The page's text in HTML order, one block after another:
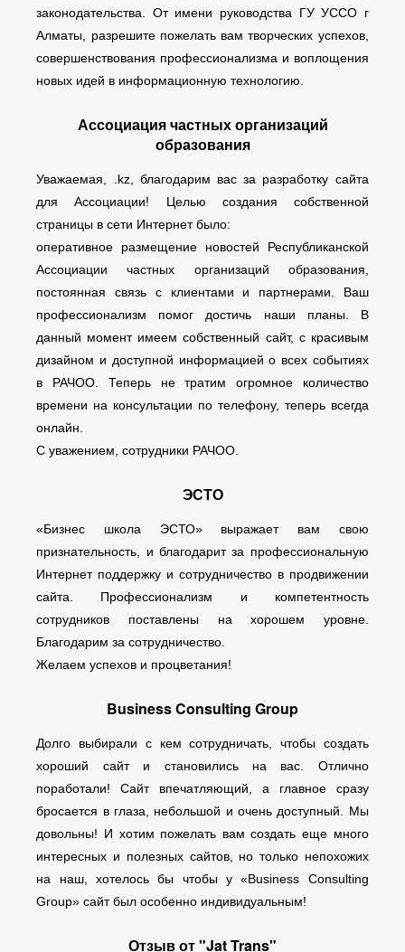
законодательства. От имени руководства ГУ УССО г
Алматы, разрешите пожелать вам творческих успехов,
совершенствования профессионализма и воплощения
новых идей в информационную технологию.
Ассоциация частных организаций
образования
Уважаемая, .kz, благодарим вас за разработку сайта
для Ассоциации! Целью создания собственной
страницы в сети Интернет было:
оперативное размещение новостей Республиканской
Ассоциации частных организаций образования,
постоянная связь с клиентами и партнерами. Ваш
профессионализм помог достичь наши планы. В
данный момент имеем собственный сайт, с красивым
дизайном и доступной информацией о всех событиях
в РАЧОО. Теперь не тратим огромное количество
времени на консультации по телефону, теперь всегда
онлайн.
С уважением, сотрудники РАЧОО.
ЭСТО
«Бизнес школа ЭСТО» выражает вам свою
признательность, и благодарит за профессиональную
Интернет поддержку и сотрудничество в продвижении
сайта. Профессионализм и компетентность
сотрудников поставлены на хорошем уровне.
Благодарим за сотрудничество.
Желаем успехов и процветания!
Business Consulting Group
Долго выбирали с кем сотрудничать, чтобы создать
хороший сайт и становились на вас. Отлично
поработали! Сайт впечатляющий, а главное сразу
бросается в глаза, небольшой и очень доступный. Мы
довольны! И хотим пожелать вам создать еще много
интересных и полезных сайтов, но только непохожих
на наш, хотелось бы чтобы у «Business Consulting
Group» сайт был особенно индивидуальным!
Отзыв от "Jat Trans"